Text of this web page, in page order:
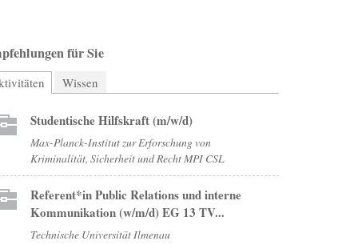
für Sie
(aktiver Reiter)
Wissen
Studentische Hilfskraft (m/w/d)
Max-Planck-Institut zur Erforschung von
Kriminalität, Sicherheit und Recht MPI CSL
Referent*in Public Relations und interne
Kommunikation (w/m/d) EG 13 TV...
Technische Universität Ilmenau